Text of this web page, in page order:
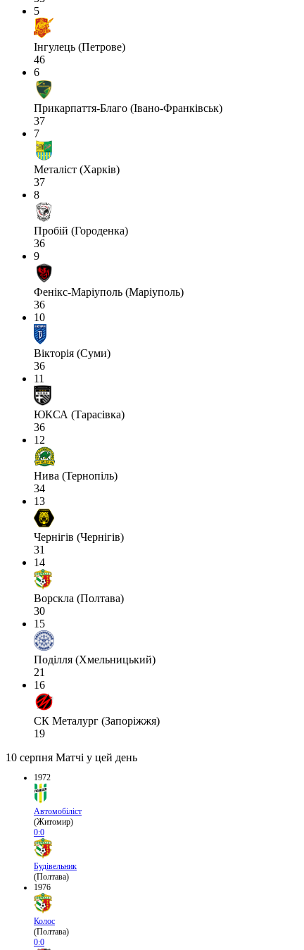
5
Інгулець (Петрове)
46
6
Прикарпаття-Благо (Івано-Франківськ)
37
7
Металіст (Харків)
37
8
Пробій (Городенка)
36
9
Фенікс-Маріуполь (Маріуполь)
36
10
Вікторія (Суми)
36
11
ЮКСА (Тарасівка)
36
12
Нива (Тернопіль)
34
13
Чернігів (Чернігів)
31
14
Ворскла (Полтава)
30
15
Поділля (Хмельницький)
21
16
СК Металург (Запоріжжя)
19
10 серпня Матчі у цей день
1972
Автомобіліст
(Житомир)
0:0
Будівельник
(Полтава)
1976
Колос
(Полтава)
0:0